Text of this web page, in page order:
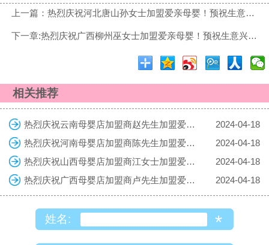
上一篇：热烈庆祝河北唐山孙女士加盟爱亲母婴！预祝生意兴隆！
下一章:热烈庆祝广西柳州巫女士加盟爱亲母婴！预祝生意兴隆！
相关推荐
热烈庆祝云南母婴店加盟商赵先生加盟爱亲母婴！预祝生意兴隆！
2024-04-18
热烈庆祝河南母婴店加盟商陈先生加盟爱亲母婴！预祝生意兴隆！
2024-04-18
热烈庆祝山西母婴店加盟商江女士加盟爱亲母婴！预祝生意兴隆！
2024-04-18
热烈庆祝广西母婴店加盟商卢先生加盟爱亲母婴！预祝生意兴隆！
2024-04-18
姓名: *